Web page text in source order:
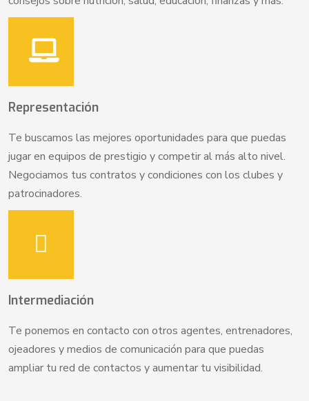
Representación
Te buscamos las mejores oportunidades para que puedas
jugar en equipos de prestigio y competir al más alto nivel.
Negociamos tus contratos y condiciones con los clubes y
patrocinadores.
Intermediación
Te ponemos en contacto con otros agentes, entrenadores,
ojeadores y medios de comunicación para que puedas
ampliar tu red de contactos y aumentar tu visibilidad.